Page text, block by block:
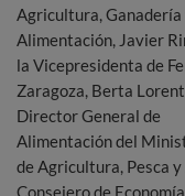
Agricultura, Ganadería
Alimentación, Javier
la Vicepresidenta de
Zaragoza, Berta
Director General de
Alimentación del
de Agricultura, Pesca
Consejero de